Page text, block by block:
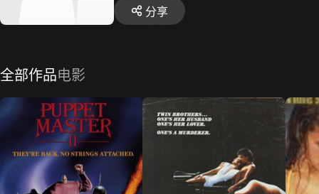
分享
全部作品电影